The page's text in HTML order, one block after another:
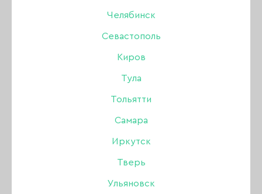
Челябинск
Севастополь
Киров
Тула
Тольятти
Самара
Иркутск
Тверь
Ульяновск
Нет в интернет-магазине